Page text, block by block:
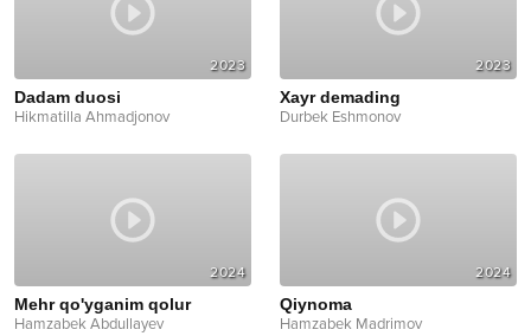
2023
Dadam duosi
Hikmatilla Ahmadjonov
2023
Xayr demading
Durbek Eshmonov
2024
Mehr qo'yganim qolur
Hamzabek Abdullayev
2024
Qiynoma
Hamzabek Madrimov